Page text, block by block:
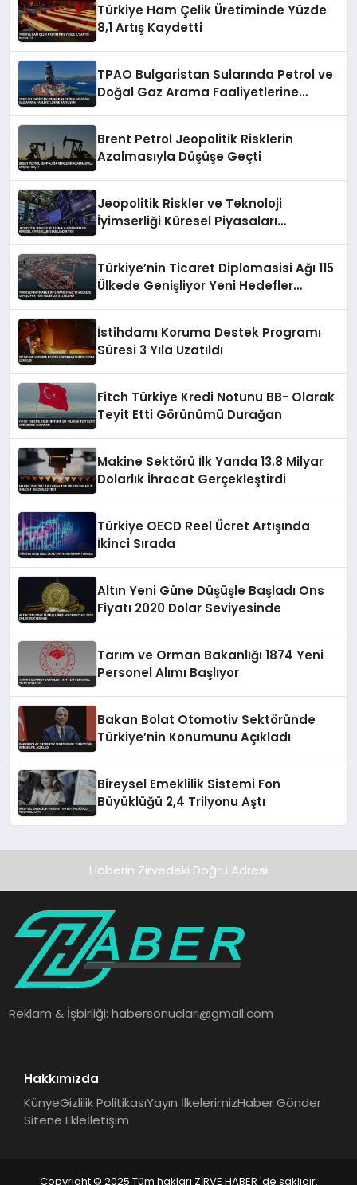
Türkiye Ham Çelik Üretiminde Yüzde
8,1 Artış Kaydetti
TPAO Bulgaristan Sularında Petrol ve
Doğal Gaz Arama Faaliyetlerine
Brent Petrol Jeopolitik Risklerin
Azalmasıyla Düşüşe Geçti
Jeopolitik Riskler ve Teknoloji
İyimserliği Küresel Piyasaları
Türkiye’nin Ticaret Diplomasisi Ağı 115
Ülkede Genişliyor Yeni Hedefler
İstihdamı Koruma Destek Programı
Süresi 3 Yıla Uzatıldı
Fitch Türkiye Kredi Notunu BB- Olarak
Teyit Etti Görünümü Durağan
Makine Sektörü İlk Yarıda 13.8 Milyar
Dolarlık İhracat Gerçekleştirdi
Türkiye OECD Reel Ücret Artışında
İkinci Sırada
Altın Yeni Güne Düşüşle Başladı Ons
Fiyatı 2020 Dolar Seviyesinde
Tarım ve Orman Bakanlığı 1874 Yeni
Personel Alımı Başlıyor
Bakan Bolat Otomotiv Sektöründe
Türkiye’nin Konumunu Açıkladı
Bireysel Emeklilik Sistemi Fon
Büyüklüğü 2,4 Trilyonu Aştı
Haberin Zirvedeki Doğru Adresi
Reklam & İşbirliği:habersonuclari@gmail.com
Hakkımızda
KünyeGizlilik PolitikasıYayın İlkelerimizHaber Gönder
Sitene Ekleİletişim
Copyright © 2025 Tüm hakları ZİRVE HABER 'de saklıdır.